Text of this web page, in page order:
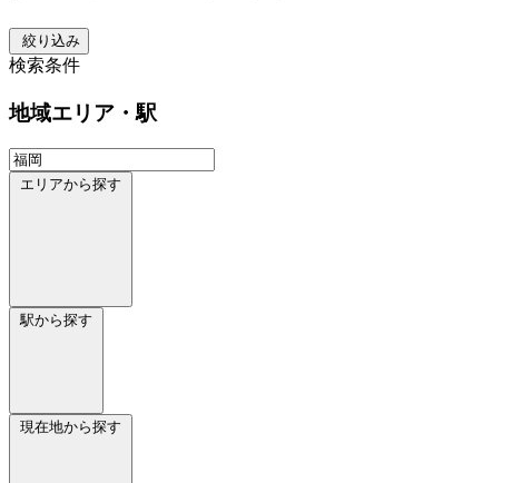
絞り込み
検索条件
地域エリア・駅
エリアから探す
駅から探す
現在地から探す